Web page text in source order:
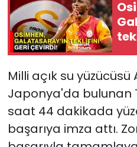
Milli açık su yüzücüsü
Japonya'da bulunan
saat 44 dakikada
başarıya imza attı.